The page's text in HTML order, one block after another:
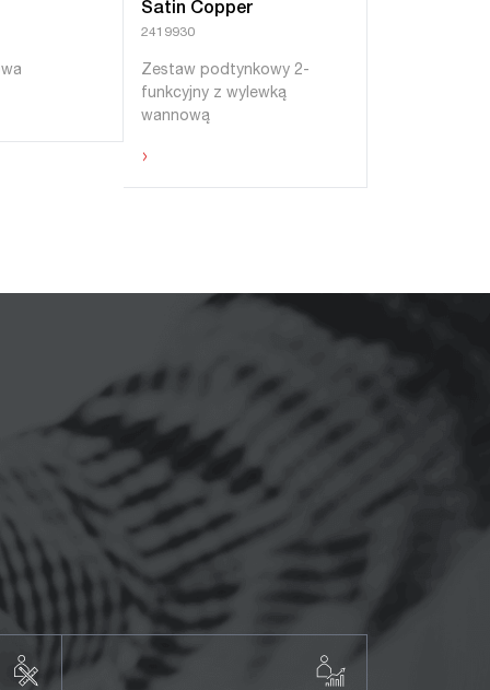
Satin Copper
2419930
Zestaw podtynkowy 2-
funkcyjny z wylewką
wannową
›